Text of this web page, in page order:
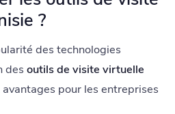
?
des technologies
des outils de visite virtuelle
pour les entreprises